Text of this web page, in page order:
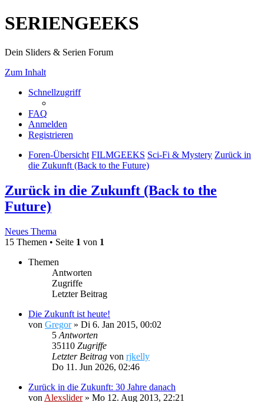
SERIENGEEKS
Dein Sliders & Serien Forum
Zum Inhalt
Schnellzugriff
FAQ
Anmelden
Registrieren
Foren-Übersicht FILMGEEKS Sci-Fi & Mystery Zurück in
die Zukunft (Back to the Future)
Zurück in die Zukunft (Back to the
Future)
Neues Thema
15 Themen • Seite 1 von 1
Themen
Antworten
Zugriffe
Letzter Beitrag
Die Zukunft ist heute!
von Gregor» Di 6. Jan 2015, 00:02
5 Antworten
35110 Zugriffe
Letzter Beitrag von rjkelly
Do 11. Jun 2026, 02:46
Zurück in die Zukunft: 30 Jahre danach
von Alexslider» Mo 12. Aug 2013, 22:21